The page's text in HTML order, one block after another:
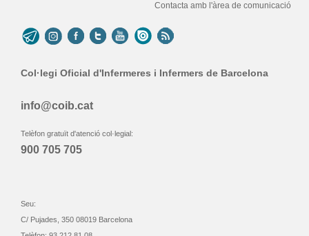
Contacta amb l'àrea de comunicació
Col·legi Oficial d'Infermeres i Infermers de Barcelona
info@coib.cat
Telèfon gratuït d'atenció col·legial:
900 705 705
Seu:
C/ Pujades, 350 08019 Barcelona